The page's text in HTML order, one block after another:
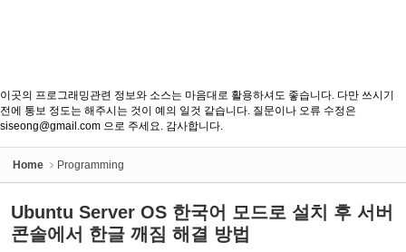
이곳의 프로그래밍관련 정보와 소스는 마음대로 활용하셔도 좋습니다. 다만 쓰시기
전에 통보 정도는 해주시는 것이 예의 일것 같습니다. 질문이나 오류 수정은
siseong@gmail.com 으로 주세요. 감사합니다.
Home Programming
Ubuntu Server OS 한국어 모드로 설치 후 서버
콘솔에서 한글 깨짐 해결 방법